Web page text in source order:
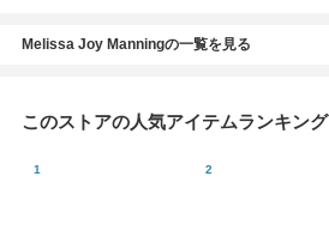
Melissa Joy Manningの一覧を見る
このストアの人気アイテムランキング